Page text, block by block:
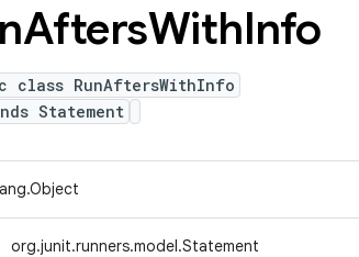
AftersWithInfo
class RunAftersWithInfo
Statement
org.junit.runners.model.Statement